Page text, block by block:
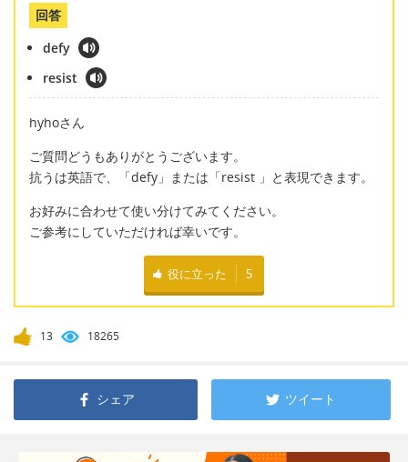
回答
defy
resist
hyhoさん
ご質問どうもありがとうございます。
抗うは英語で、「defy」または「resist 」と表現できます。
お好みに合わせて使い分けてみてください。
ご参考にしていただければ幸いです。
役に立った 5
13 18265
シェア ツイート